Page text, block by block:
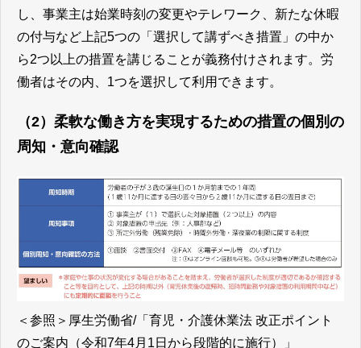
し、事業主は始業時刻の変更やテレワーク、新たな休暇
の付与など上記5つの「選択して講ずべき措置」の中か
ら2つ以上の措置を講じることが義務付けされます。 労
働者はその内、1つを選択して利用できます。
（2）柔軟な働き方を実現するための措置の個別の
周知・意向確認
＜参照＞ 厚生労働省/「育児・介護休業法 改正ポイント
のご案内（令和7年4月1日から段階的に施行）」